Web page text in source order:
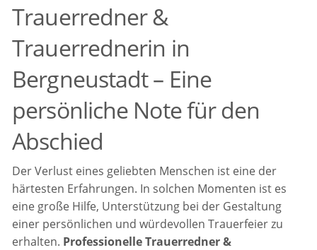
Trauerredner &
Trauerrednerin in
Bergneustadt – Eine
persönliche Note für den
Abschied
Der Verlust eines geliebten Menschen ist eine der
härtesten Erfahrungen. In solchen Momenten ist es
eine große Hilfe, Unterstützung bei der Gestaltung
einer persönlichen und würdevollen Trauerfeier zu
erhalten. Professionelle Trauerredner &